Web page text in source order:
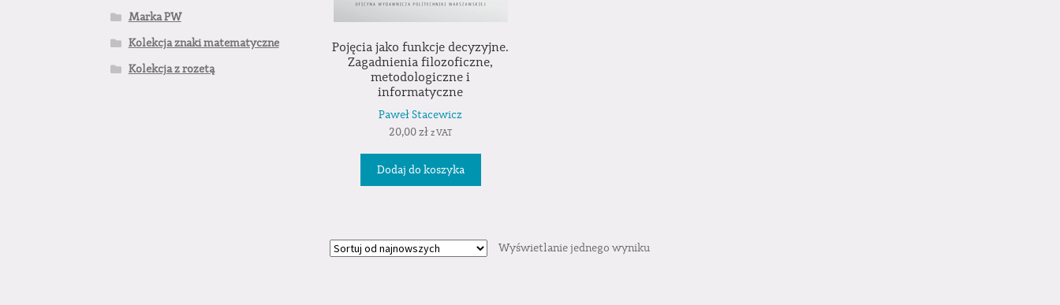
Pojęcia jako funkcje decyzyjne.
Zagadnienia filozoficzne,
metodologiczne i
informatyczne
Paweł Stacewicz
20,00zł z VAT
Dodaj do koszyka
Wyświetlanie jednego wyniku
Marka PW
Kolekcja znaki matematyczne
Kolekcja z rozetą